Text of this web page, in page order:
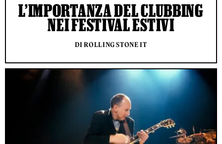
L’IMPORTANZA DEL CLUBBING
NEI FESTIVAL ESTIVI
DI ROLLING STONE IT